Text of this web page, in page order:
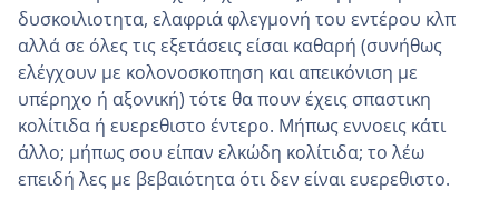
δυσκοιλιοτητα, ελαφριά φλεγμονή του εντέρου κλπ
αλλά σε όλες τις εξετάσεις είσαι καθαρή (συνήθως
ελέγχουν με κολονοσκοπηση και απεικόνιση με
υπέρηχο ή αξονική) τότε θα πουν έχεις σπαστικη
κολίτιδα ή ευερεθιστο έντερο. Μήπως εννοεις κάτι
άλλο; μήπως σου είπαν ελκώδη κολίτιδα; το λέω
επειδή λες με βεβαιότητα ότι δεν είναι ευερεθιστο.